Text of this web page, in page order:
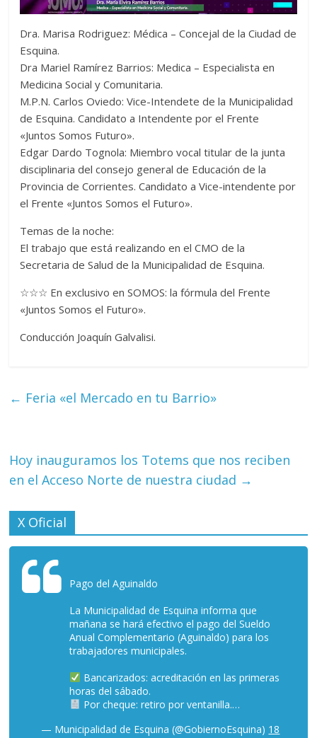
Dra. Marisa Rodriguez: Médica – Concejal de la Ciudad de
Esquina.
Dra Mariel Ramírez Barrios: Medica – Especialista en
Medicina Social y Comunitaria.
M.P.N. Carlos Oviedo: Vice-Intendete de la Municipalidad
de Esquina. Candidato a Intendente por el Frente
«Juntos Somos Futuro».
Edgar Dardo Tognola: Miembro vocal titular de la junta
disciplinaria del consejo general de Educación de la
Provincia de Corrientes. Candidato a Vice-intendente por
el Frente «Juntos Somos el Futuro».
Temas de la noche:
El trabajo que está realizando en el CMO de la
Secretaria de Salud de la Municipalidad de Esquina.
☆☆☆ En exclusivo en SOMOS: la fórmula del Frente
«Juntos Somos el Futuro».
Conducción Joaquín Galvalisi.
← Feria «el Mercado en tu Barrio»
Hoy inauguramos los Totems que nos reciben
en el Acceso Norte de nuestra ciudad →
X Oficial
Pago del Aguinaldo
La Municipalidad de Esquina informa que
mañana se hará efectivo el pago del Sueldo
Anual Complementario (Aguinaldo) para los
trabajadores municipales.
Bancarizados: acreditación en las primeras
horas del sábado.
Por cheque: retiro por ventanilla.…
— Municipalidad de Esquina (@GobiernoEsquina) 18